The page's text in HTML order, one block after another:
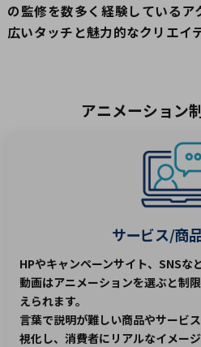
の監修を数多く経験している
広いタッチと魅力的なクリエイ
アニメーション
サービス/商
HPやキャンペーンサイト、SNSな
動画はアニメーションを選ぶと制
えられます。
言葉で説明が難しい商品やサービ
視化し、消費者にリアルなイメー